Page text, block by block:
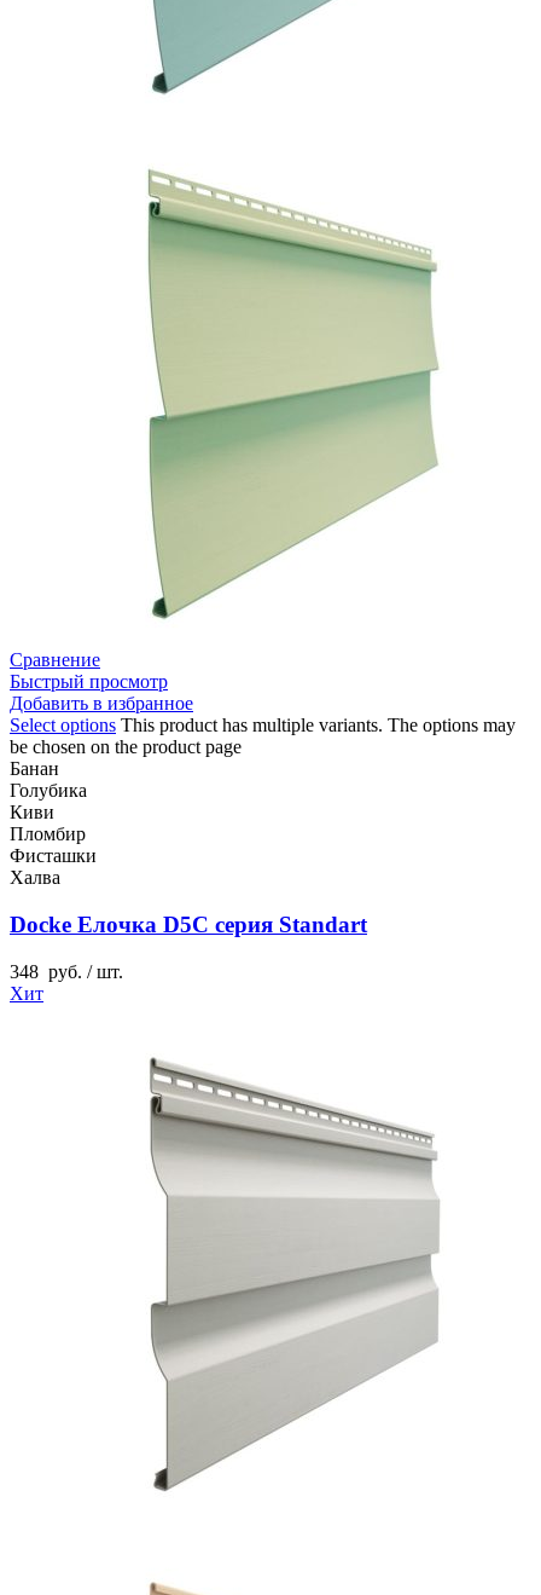
Сравнение
Быстрый просмотр
Добавить в избранное
Select options This product has multiple variants. The options may
be chosen on the product page
Банан
Голубика
Киви
Пломбир
Фисташки
Халва
Docke Елочка D5C серия Standart
348 руб. / шт.
Хит